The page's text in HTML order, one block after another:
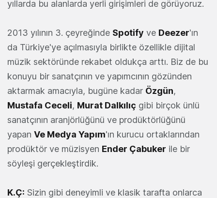
yıllarda bu alanlarda yerli girişimleri de görüyoruz.
2013 yılının 3. çeyreğinde Spotify ve Deezer'ın
da Türkiye'ye açılmasıyla birlikte özellikle dijital
müzik sektöründe rekabet oldukça arttı. Biz de bu
konuyu bir sanatçının ve yapımcının gözünden
aktarmak amacıyla, bugüne kadar Özgün,
Mustafa Ceceli, Murat Dalkılıç gibi birçok ünlü
sanatçının aranjörlüğünü ve prodüktörlüğünü
yapan Ve Medya Yapım'ın kurucu ortaklarından
prodüktör ve müzisyen Ender Çabuker ile bir
söyleşi gerçekleştirdik.
K.Ç: Sizin gibi deneyimli ve klasik tarafta onlarca